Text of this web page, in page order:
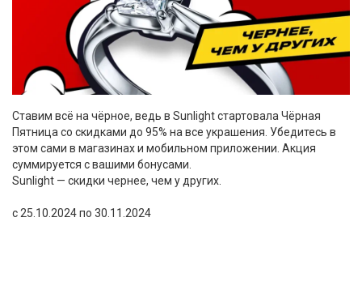
Ставим всё на чёрное, ведь в Sunlight стартовала Чёрная
Пятница со скидками до 95% на все украшения. Убедитесь в
этом сами в магазинах и мобильном приложении. Акция
суммируется с вашими бонусами.
Sunlight — скидки чернее, чем у других.
с 25.10.2024 по 30.11.2024